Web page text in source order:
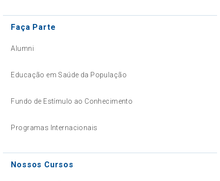
Faça Parte
Alumni
Educação em Saúde da População
Fundo de Estímulo ao Conhecimento
Programas Internacionais
Nossos Cursos